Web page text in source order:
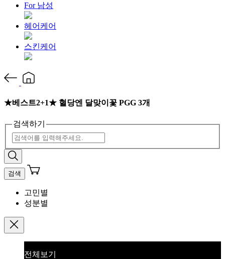
For 남성
헤어케어
스킨케어
★베스트2+1★ 혈당엔 달맞이꽃 PGG 3개
검색하기
검색
고민별
성분별
전체보기